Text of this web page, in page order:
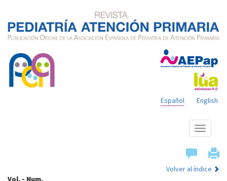
English
Español
Mostrar
menú
Volver al índice
Vol. - Num.